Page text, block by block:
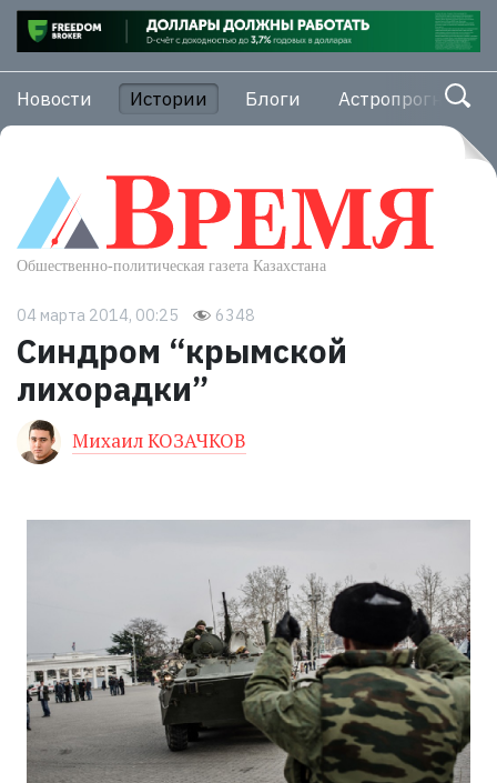
Новости Истории Блоги Астропрогноз
04 марта 2014, 00:25 6348
Синдром “крымской
лихорадки”
Михаил КОЗАЧКОВ